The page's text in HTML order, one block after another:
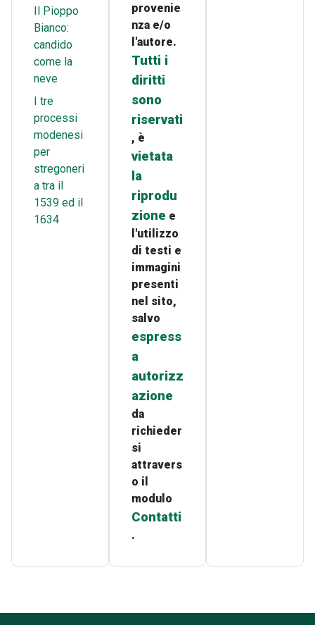
Il Pioppo
Bianco:
candido
come la
neve
I tre
processi
modenesi
per
stregoneri
a tra il
1539 ed il
1634
provenie
nza e/o
l'autore.
Tutti i
diritti
sono
riservati
, è
vietata
la
riprodu
zione e
l'utilizzo
di testi e
immagini
presenti
nel sito,
salvo
espress
a
autorizz
azione
da
richieder
si
attravers
o il
modulo
Contatti
.